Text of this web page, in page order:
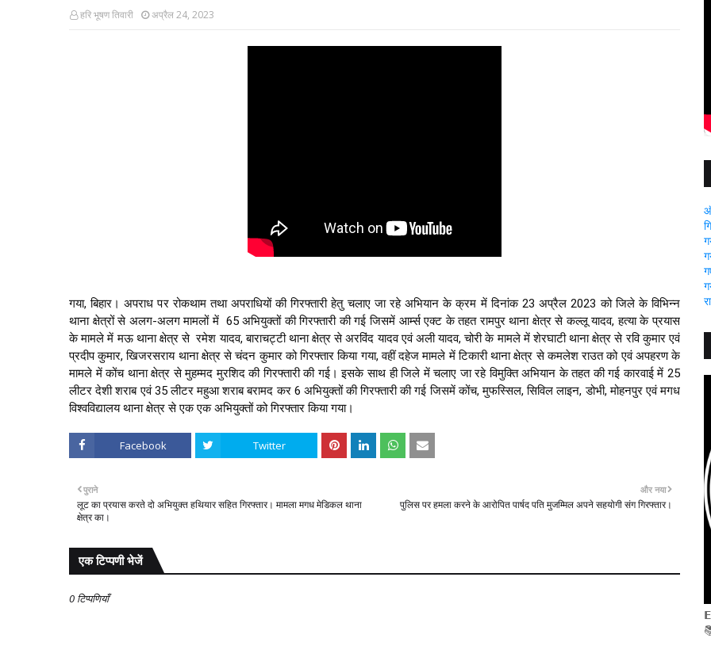
हरि भूषण तिवारी अप्रैल 24, 2023
गया, बिहार। अपराध पर रोकथाम तथा अपराधियों की गिरफ्तारी हेतु चलाए जा रहे अभियान के क्रम में दिनांक 23 अप्रैल 2023 को जिले के विभिन्न
थाना क्षेत्रों से अलग-अलग मामलों में  65 अभियुक्तों की गिरफ्तारी की गई जिसमें आर्म्स एक्ट के तहत रामपुर थाना क्षेत्र से कल्लू यादव, हत्या के प्रयास
के मामले में मऊ थाना क्षेत्र से  रमेश यादव, बाराचट्टी थाना क्षेत्र से अरविंद यादव एवं अली यादव, चोरी के मामले में शेरघाटी थाना क्षेत्र से रवि कुमार एवं
प्रदीप कुमार, खिजरसराय थाना क्षेत्र से चंदन कुमार को गिरफ्तार किया गया, वहीं दहेज मामले में टिकारी थाना क्षेत्र से कमलेश राउत को एवं अपहरण के
मामले में कोंच थाना क्षेत्र से मुहम्मद मुरशिद की गिरफ्तारी की गई। इसके साथ ही जिले में चलाए जा रहे विमुक्ति अभियान के तहत की गई कारवाई में 25
लीटर देशी शराब एवं 35 लीटर महुआ शराब बरामद कर 6 अभियुक्तों की गिरफ्तारी की गई जिसमें कोंच, मुफस्सिल, सिविल लाइन, डोभी, मोहनपुर एवं मगध
विश्वविद्यालय थाना क्षेत्र से एक एक अभियुक्तों को गिरफ्तार किया गया।
Facebook Twitter
और नया
पुलिस पर हमला करने के आरोपित पार्षद पति मुजम्मिल अपने सहयोगी संग गिरफ्तार।
पुराने
लूट का प्रयास करते दो अभियुक्त हथियार सहित गिरफ्तार। मामला मगध मेडिकल थाना
क्षेत्र का।
एक टिप्पणी भेजें
0 टिप्पणियाँ